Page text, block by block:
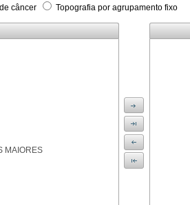
câncer Topografia por agrupamento fixo
MAIORES